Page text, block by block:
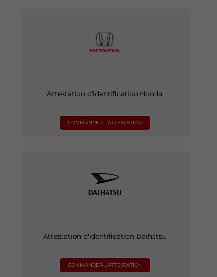
Attestation d'identification Honda
COMMANDER L'ATTESTATION
Attestation d'identification Daihatsu
COMMANDER L'ATTESTATION